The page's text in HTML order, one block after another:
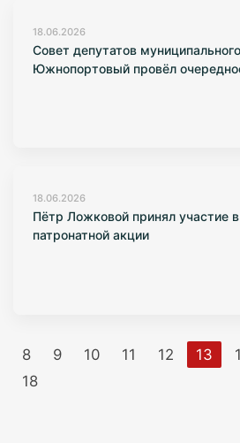
18.06.2026
Совет депутатов
Южнопортовый провёл
18.06.2026
Пётр Ложковой принял участие
патронатной акции
8 9 10 11 12 13
18